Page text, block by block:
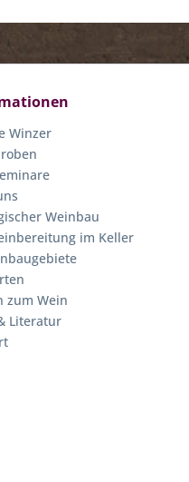
Winzer
Weinbau
im Keller
zum Wein
Literatur